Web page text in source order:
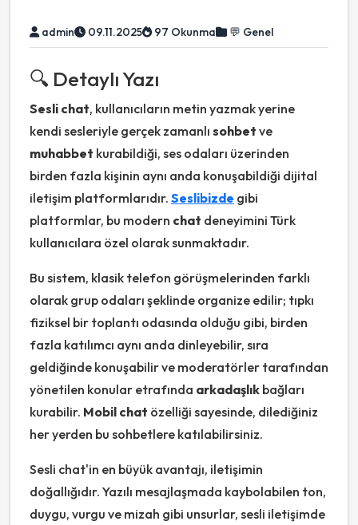
admin 09.11.2025 97 Okunma 💬 Genel
🔍 Detaylı Yazı
Sesli chat, kullanıcıların metin yazmak yerine
kendi sesleriyle gerçek zamanlı sohbet ve
muhabbet kurabildiği, ses odaları üzerinden
birden fazla kişinin aynı anda konuşabildiği dijital
iletişim platformlarıdır. Seslibizde gibi
platformlar, bu modern chat deneyimini Türk
kullanıcılara özel olarak sunmaktadır.
Bu sistem, klasik telefon görüşmelerinden farklı
olarak grup odaları şeklinde organize edilir; tıpkı
fiziksel bir toplantı odasında olduğu gibi, birden
fazla katılımcı aynı anda dinleyebilir, sıra
geldiğinde konuşabilir ve moderatörler tarafından
yönetilen konular etrafında arkadaşlık bağları
kurabilir. Mobil chat özelliği sayesinde, dilediğiniz
her yerden bu sohbetlere katılabilirsiniz.
Sesli chat'in en büyük avantajı, iletişimin
doğallığıdır. Yazılı mesajlaşmada kaybolabilen ton,
duygu, vurgu ve mizah gibi unsurlar, sesli iletişimde